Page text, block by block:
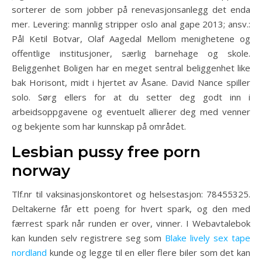
sorterer de som jobber på renevasjonsanlegg det enda
mer. Levering: mannlig stripper oslo anal gape 2013; ansv.:
Pål Ketil Botvar, Olaf Aagedal Mellom menighetene og
offentlige institusjoner, særlig barnehage og skole.
Beliggenhet Boligen har en meget sentral beliggenhet like
bak Horisont, midt i hjertet av Åsane. David Nance spiller
solo. Sørg ellers for at du setter deg godt inn i
arbeidsoppgavene og eventuelt allierer deg med venner
og bekjente som har kunnskap på området.
Lesbian pussy free porn
norway
Tlf.nr til vaksinasjonskontoret og helsestasjon: 78455325.
Deltakerne får ett poeng for hvert spark, og den med
færrest spark når runden er over, vinner. I Webavtalebok
kan kunden selv registrere seg som Blake lively sex tape
nordland kunde og legge til en eller flere biler som det kan